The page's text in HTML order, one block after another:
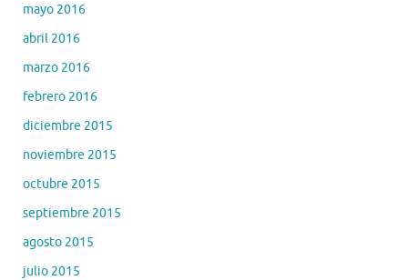
mayo 2016
abril 2016
marzo 2016
febrero 2016
diciembre 2015
noviembre 2015
octubre 2015
septiembre 2015
agosto 2015
julio 2015